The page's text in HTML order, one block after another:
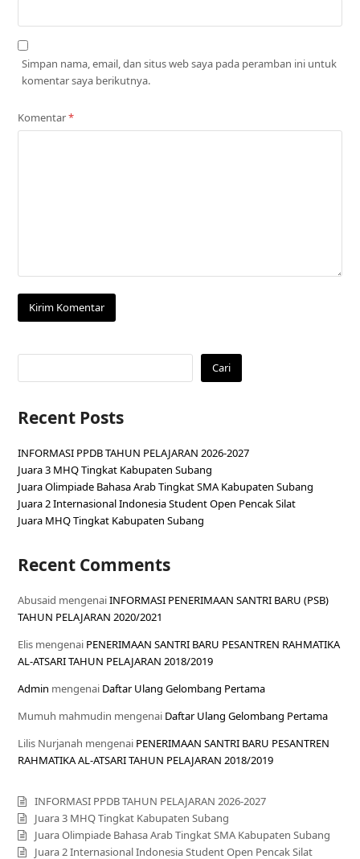
Simpan nama, email, dan situs web saya pada peramban ini untuk
komentar saya berikutnya.
Komentar*
Cari
Recent Posts
INFORMASI PPDB TAHUN PELAJARAN 2026-2027
Juara 3 MHQ Tingkat Kabupaten Subang
Juara Olimpiade Bahasa Arab Tingkat SMA Kabupaten Subang
Juara 2 Internasional Indonesia Student Open Pencak Silat
Juara MHQ Tingkat Kabupaten Subang
Recent Comments
Abusaid mengenaiINFORMASI PENERIMAAN SANTRI BARU (PSB)
TAHUN PELAJARAN 2020/2021
Elis mengenai PENERIMAAN SANTRI BARU PESANTREN RAHMATIKA
AL-ATSARI TAHUN PELAJARAN 2018/2019
Admin mengenai Daftar Ulang Gelombang Pertama
Mumuh mahmudin mengenai Daftar Ulang Gelombang Pertama
Lilis Nurjanah mengenai PENERIMAAN SANTRI BARU PESANTREN
RAHMATIKA AL-ATSARI TAHUN PELAJARAN 2018/2019
INFORMASI PPDB TAHUN PELAJARAN 2026-2027
Juara 3 MHQ Tingkat Kabupaten Subang
Juara Olimpiade Bahasa Arab Tingkat SMA Kabupaten Subang
Juara 2 Internasional Indonesia Student Open Pencak Silat